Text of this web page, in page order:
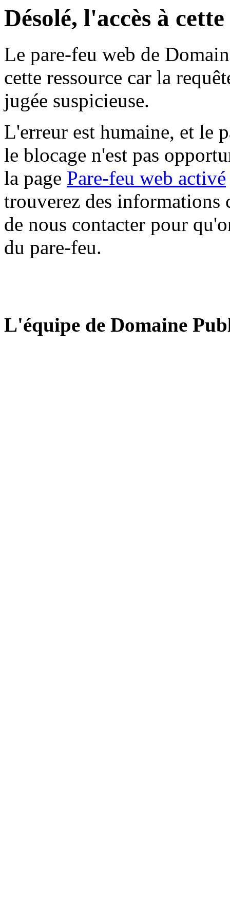
Désolé, l'accès à
Le pare-feu web de
cette ressource car la
jugée suspicieuse.
L'erreur est humaine, et le
le blocage n'est pas
la page Pare-feu web activé
trouverez des informations
de nous contacter pour
du pare-feu.
L'équipe de Domaine